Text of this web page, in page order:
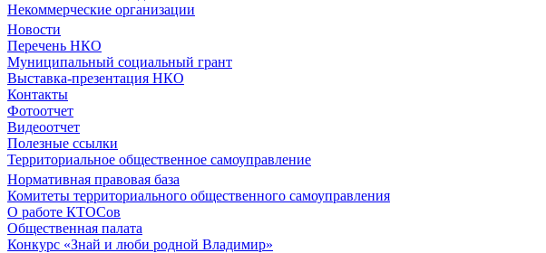
Некоммерческие организации
Новости
Перечень НКО
Муниципальный социальный грант
Выставка-презентация НКО
Контакты
Фотоотчет
Видеоотчет
Полезные ссылки
Территориальное общественное самоуправление
Нормативная правовая база
Комитеты территориального общественного самоуправления
О работе КТОСов
Общественная палата
Конкурс «Знай и люби родной Владимир»